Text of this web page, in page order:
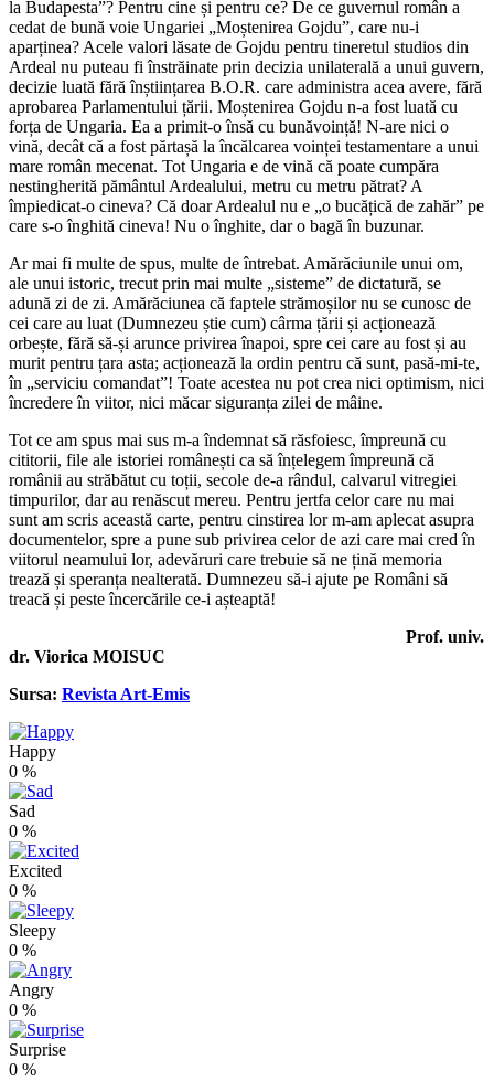
la Budapesta”? Pentru cine și pentru ce? De ce guvernul român a
cedat de bună voie Ungariei „Moștenirea Gojdu”, care nu-i
aparținea? Acele valori lăsate de Gojdu pentru tineretul studios din
Ardeal nu puteau fi înstrăinate prin decizia unilaterală a unui guvern,
decizie luată fără înștiințarea B.O.R. care administra acea avere, fără
aprobarea Parlamentului țării. Moștenirea Gojdu n-a fost luată cu
forța de Ungaria. Ea a primit-o însă cu bunăvoință! N-are nici o
vină, decât că a fost părtașă la încălcarea voinței testamentare a unui
mare român mecenat. Tot Ungaria e de vină că poate cumpăra
nestingherită pământul Ardealului, metru cu metru pătrat? A
împiedicat-o cineva? Că doar Ardealul nu e „o bucățică de zahăr” pe
care s-o înghită cineva! Nu o înghite, dar o bagă în buzunar.
Ar mai fi multe de spus, multe de întrebat. Amărăciunile unui om,
ale unui istoric, trecut prin mai multe „sisteme” de dictatură, se
adună zi de zi. Amărăciunea că faptele strămoșilor nu se cunosc de
cei care au luat (Dumnezeu știe cum) cârma țării și acționează
orbește, fără să-și arunce privirea înapoi, spre cei care au fost și au
murit pentru țara asta; acționează la ordin pentru că sunt, pasă-mi-te,
în „serviciu comandat”! Toate acestea nu pot crea nici optimism, nici
încredere în viitor, nici măcar siguranța zilei de mâine.
Tot ce am spus mai sus m-a îndemnat să răsfoiesc, împreună cu
cititorii, file ale istoriei românești ca să înțelegem împreună că
românii au străbătut cu toții, secole de-a rândul, calvarul vitregiei
timpurilor, dar au renăscut mereu. Pentru jertfa celor care nu mai
sunt am scris această carte, pentru cinstirea lor m-am aplecat asupra
documentelor, spre a pune sub privirea celor de azi care mai cred în
viitorul neamului lor, adevăruri care trebuie să ne țină memoria
trează și speranța nealterată. Dumnezeu să-i ajute pe Români să
treacă și peste încercările ce-i așteaptă!
Prof. univ.
dr. Viorica MOISUC
Sursa: Revista Art-Emis
Happy
0 %
Sad
0 %
Excited
0 %
Sleepy
0 %
Angry
0 %
Surprise
0 %